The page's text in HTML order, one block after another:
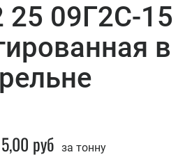
25 09Г2С-15
в
руб за тонну